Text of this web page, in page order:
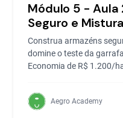
Módulo 5 - Aula
Seguro e
Construa armazéns
domine o teste da
Economia de R$ 1.200/
Aegro Academy